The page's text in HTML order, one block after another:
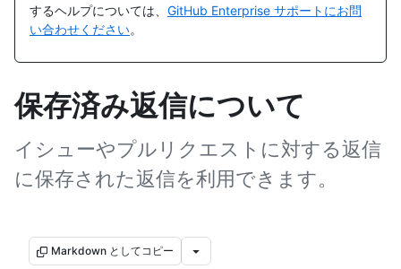
するヘルプについては、 GitHub Enterprise サポートにお問
い合わせください。
保存済み返信について
イシューやプルリクエストに対する返信
に保存された返信を利用できます。
Markdown としてコピー